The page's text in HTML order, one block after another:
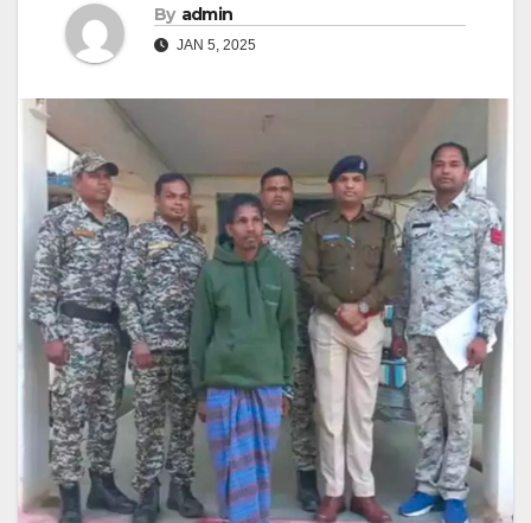
By admin
JAN 5, 2025